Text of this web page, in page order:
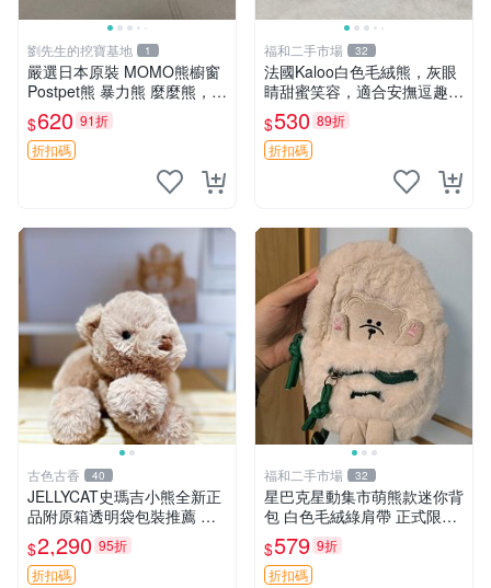
劉先生的挖寶基地 1
嚴選日本原裝 MOMO熊櫥窗
Postpet熊 暴力熊 麼麼熊，實
物精緻收藏無損，二手誠意出
售 暴力熊 MOMO熊 日本版
櫥趣熊熊偶
$620 91折
折扣碼
福和二手市場 32
法國Kaloo白色毛絨熊，灰眼
睛甜蜜笑容，適合安撫逗趣可
愛，柔軟面料手感佳。14 白
色安撫熊 毛絨玩具 寶寶逗樂
具
$530 89折
折扣碼
古色古香 40
JELLYCAT史瑪吉小熊全新正
品附原箱透明袋包裝推薦 透
明袋 包裝盒 史瑪吉小熊
$2,290 95折
折扣碼
福和二手市場 32
星巴克星動集市萌熊款迷你背
包 白色毛絨綠肩帶 正式限量
版 新品 上市未拆封 尺寸約20
公分 超適合收藏 迷你背包 毛
絨玩具 背包配件
$579 9折
折扣碼